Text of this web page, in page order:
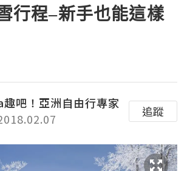
行程–新手也能這樣
吧！亞洲自由行專家
追蹤